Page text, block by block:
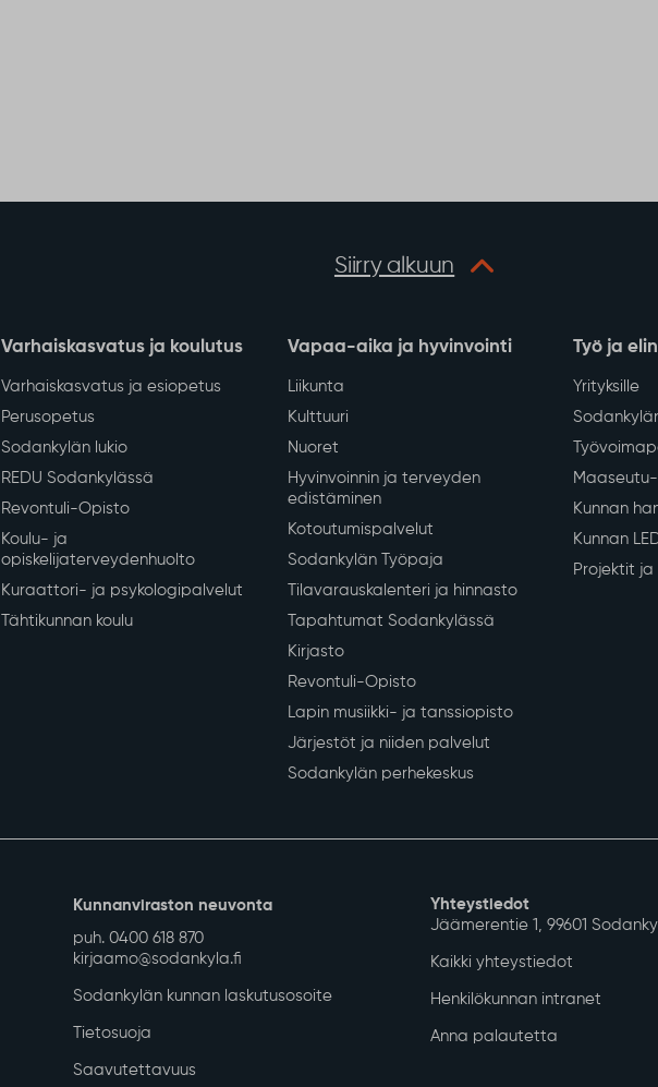
Siirry alkuun
Varhaiskasvatus ja koulutus
Varhaiskasvatus ja esiopetus
Perusopetus
Sodankylän lukio
REDU Sodankylässä
Revontuli-Opisto
Koulu- ja
opiskelijaterveydenhuolto
Kuraattori- ja psykologipalvelut
Tähtikunnan koulu
Vapaa-aika ja hyvinvointi
Liikunta
Kulttuuri
Nuoret
Hyvinvoinnin ja terveyden
edistäminen
Kotoutumispalvelut
Sodankylän Työpaja
Tilavarauskalenteri ja hinnasto
Tapahtumat Sodankylässä
Kirjasto
Revontuli-Opisto
Lapin musiikki- ja tanssiopisto
Järjestöt ja niiden palvelut
Sodankylän perhekeskus
Työ ja
Yrityksille
Kunnan
Kunnan
Projektit ja
Kunnanviraston neuvonta
puh. 0400 618 870
kirjaamo@sodankyla.fi
Sodankylän kunnan laskutusosoite
Tietosuoja
Saavutettavuus
Yhteystiedot
Jäämerentie 1, 99601
Kaikki yhteystiedot
Henkilökunnan intranet
Anna palautetta